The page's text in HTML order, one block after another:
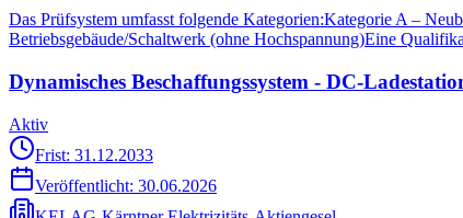
Das Prüfsystem umfasst folgende Kategorien:Kategorie A –
Betriebsgebäude/Schaltwerk (ohne Hochspannung)Eine
Dynamisches Beschaffungssystem - DC-
Aktiv
Frist: 31.12.2033
Veröffentlicht: 30.06.2026